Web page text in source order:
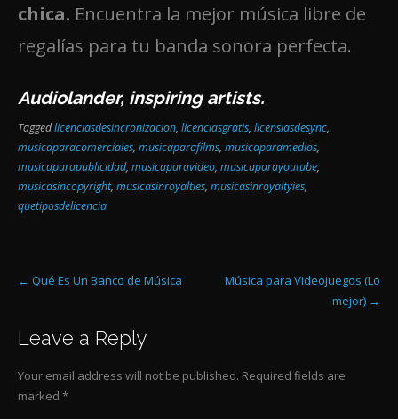
chica. Encuentra la mejor música libre de
regalías para tu banda sonora perfecta.
Audiolander, inspiring artists.
Taggedlicenciasdesincronizacion, licenciasgratis, licensiasdesync,
musicaparacomerciales, musicaparafilms, musicaparamedios,
musicaparapublicidad, musicaparavideo, musicaparayoutube,
musicasincopyright, musicasinroyalties, musicasinroyaltyies,
quetiposdelicencia
Post
← Qué Es Un Banco de Música
Música para Videojuegos (Lo
mejor) →
Leave a Reply
Your email address will not be published. Required fields are
marked *